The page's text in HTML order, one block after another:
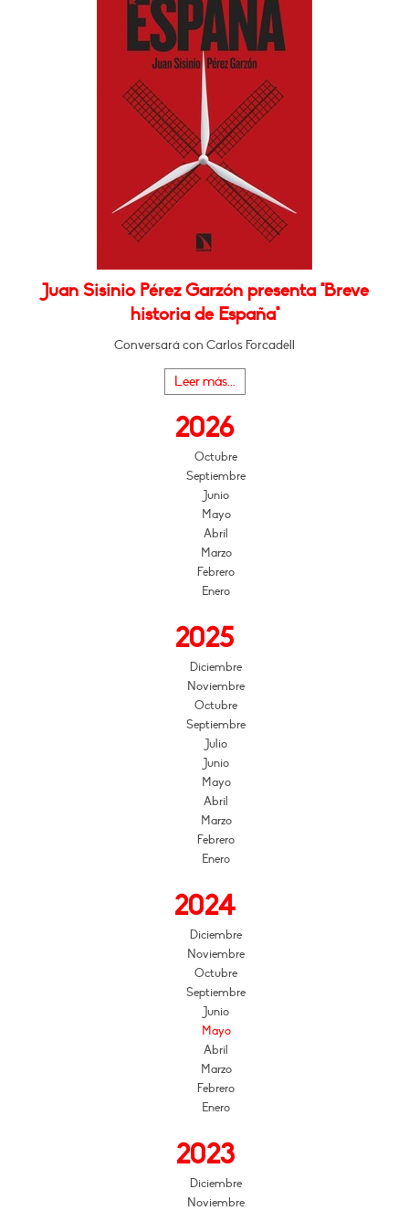
Juan Sisinio Pérez Garzón presenta "Breve
historia de España"
Conversará con Carlos Forcadell
Leer más...
2026
Octubre
Septiembre
Junio
Mayo
Abril
Marzo
Febrero
Enero
2025
Diciembre
Noviembre
Octubre
Septiembre
Julio
Junio
Mayo
Abril
Marzo
Febrero
Enero
2024
Diciembre
Noviembre
Octubre
Septiembre
Junio
Mayo
Abril
Marzo
Febrero
Enero
2023
Diciembre
Noviembre